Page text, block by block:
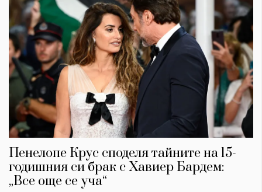
Пенелопе Крус споделя тайните на 15-
годишния си брак с Хавиер Бардем:
„Все още се уча“
КАТЕГОРИИ